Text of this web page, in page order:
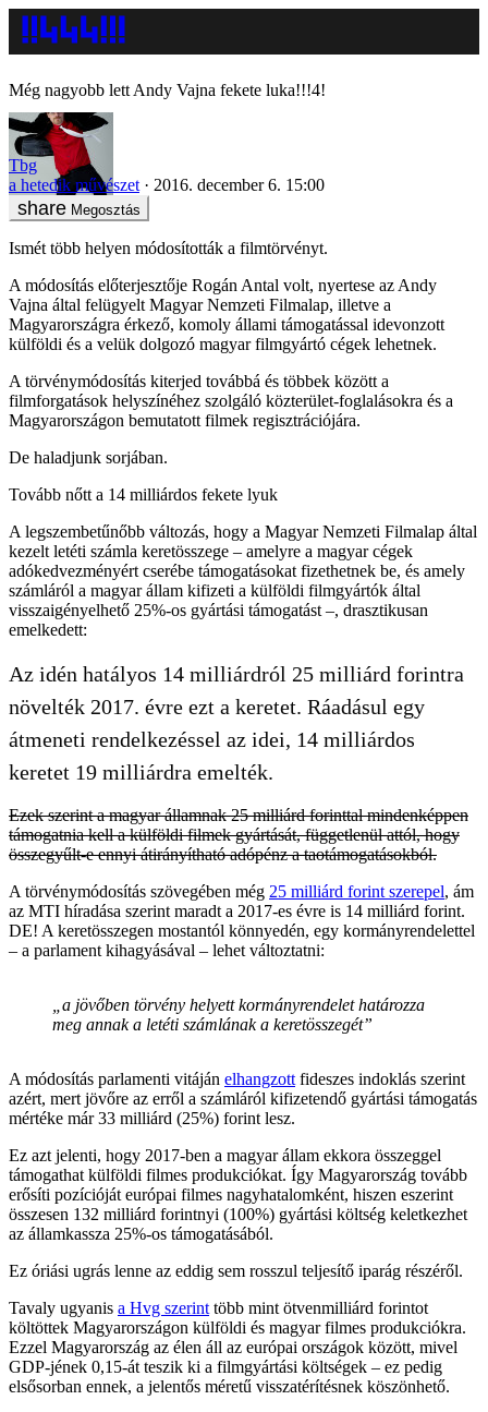
Még nagyobb lett Andy Vajna fekete luka!!!4!
Tbg
a hetedik művészet
2016. december 6. 15:00
Megosztás
Ismét több helyen módosították a filmtörvényt.
A módosítás előterjesztője Rogán Antal volt, nyertese az Andy
Vajna által felügyelt Magyar Nemzeti Filmalap, illetve a
Magyarországra érkező, komoly állami támogatással idevonzott
külföldi és a velük dolgozó magyar filmgyártó cégek lehetnek.
A törvénymódosítás kiterjed továbbá és többek között a
filmforgatások helyszínéhez szolgáló közterület-foglalásokra és a
Magyarországon bemutatott filmek regisztrációjára.
De haladjunk sorjában.
Tovább nőtt a 14 milliárdos fekete lyuk
A legszembetűnőbb változás, hogy a Magyar Nemzeti Filmalap által
kezelt letéti számla keretösszege – amelyre a magyar cégek
adókedvezményért cserébe támogatásokat fizethetnek be, és amely
számláról a magyar állam kifizeti a külföldi filmgyártók által
visszaigényelhető 25%-os gyártási támogatást –, drasztikusan
emelkedett:
Az idén hatályos 14 milliárdról 25 milliárd forintra
növelték 2017. évre ezt a keretet. Ráadásul egy
átmeneti rendelkezéssel az idei, 14 milliárdos
keretet 19 milliárdra emelték.
Ezek szerint a magyar államnak 25 milliárd forinttal mindenképpen
támogatnia kell a külföldi filmek gyártását, függetlenül attól, hogy
összegyűlt-e ennyi átirányítható adópénz a taotámogatásokból.
A törvénymódosítás szövegében még 25 milliárd forint szerepel, ám
az MTI híradása szerint maradt a 2017-es évre is 14 milliárd forint.
DE! A keretösszegen mostantól könnyedén, egy kormányrendelettel
– a parlament kihagyásával – lehet változtatni:
„a jövőben törvény helyett kormányrendelet határozza
meg annak a letéti számlának a keretösszegét”
A módosítás parlamenti vitáján elhangzott fideszes indoklás szerint
azért, mert jövőre az erről a számláról kifizetendő gyártási támogatás
mértéke már 33 milliárd (25%) forint lesz.
Ez azt jelenti, hogy 2017-ben a magyar állam ekkora összeggel
támogathat külföldi filmes produkciókat. Így Magyarország tovább
erősíti pozícióját európai filmes nagyhatalomként, hiszen eszerint
összesen 132 milliárd forintnyi (100%) gyártási költség keletkezhet
az államkassza 25%-os támogatásából.
Ez óriási ugrás lenne az eddig sem rosszul teljesítő iparág részéről.
Tavaly ugyanis a Hvg szerint több mint ötvenmilliárd forintot
költöttek Magyarországon külföldi és magyar filmes produkciókra.
Ezzel Magyarország az élen áll az európai országok között, mivel
GDP-jének 0,15-át teszik ki a filmgyártási költségek – ez pedig
elsősorban ennek, a jelentős méretű visszatérítésnek köszönhető.